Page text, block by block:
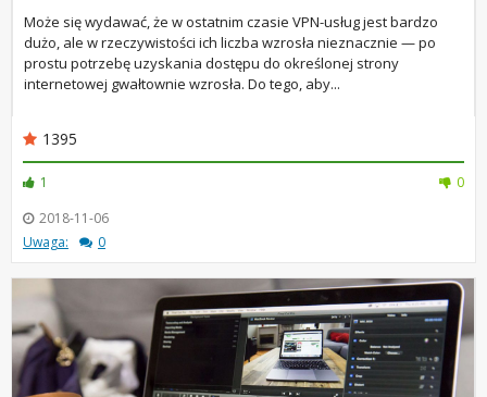
Może się wydawać, że w ostatnim czasie VPN-usług jest bardzo
dużo, ale w rzeczywistości ich liczba wzrosła nieznacznie — po
prostu potrzebę uzyskania dostępu do określonej strony
internetowej gwałtownie wzrosła. Do tego, aby...
1395
1
0
2018-11-06
Uwaga:
0